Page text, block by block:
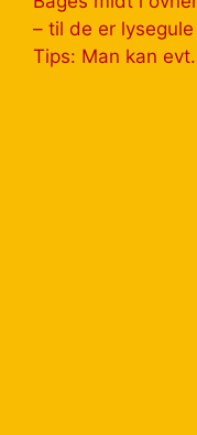
– til de er
Tips: Man kan